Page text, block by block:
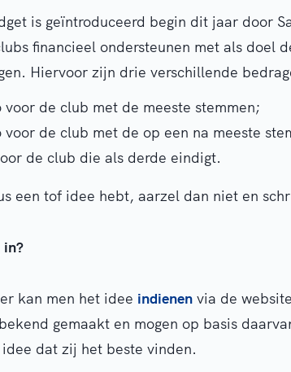
is geïntroduceerd begin dit jaar door
financieel ondersteunen met als doel
Hiervoor zijn drie verschillende
voor de club met de meeste stemmen;
voor de club met de op een na meeste
de club die als derde eindigt.
een tof idee hebt, aarzel dan niet en
in?
kan men het idee indienen via de
gemaakt en mogen op basis
dat zij het beste vinden.